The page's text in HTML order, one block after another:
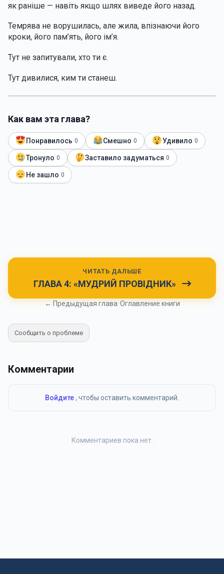
як раніше — навіть якщо шлях виведе його назад.
Темрява не ворушилась, але жила, впізнаючи його
кроки, його пам’ять, його ім’я.
Тут не запитували, хто ти є.
Тут дивилися, ким ти станеш.
Как вам эта глава?
Понравилось 0 Смешно 0 Удивило 0
Тронуло 0 Заставило задуматься 0
Не зашло 0
ЧИТАТЬ ДАЛЬШЕ
ГЛАВА 4: «МУДРИЙ ПРОВІДНИК»
← Предыдущая глава•Оглавление книги
Сообщить о проблеме
Комментарии
Войдите, чтобы оставить комментарий.
Комментариев пока нет.